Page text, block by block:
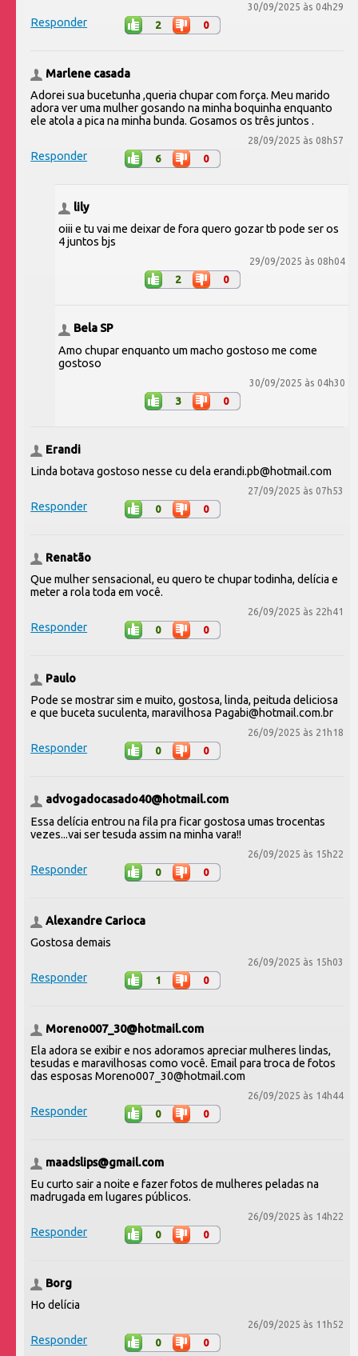
30/09/2025 às 04h29
Responder 2 0
Marlene casada
Adorei sua bucetunha ,queria chupar com força. Meu marido
adora ver uma mulher gosando na minha boquinha enquanto
ele atola a pica na minha bunda. Gosamos os três juntos .
28/09/2025 às 08h57
Responder 6 0
lily
oiii e tu vai me deixar de fora quero gozar tb pode ser os
4 juntos bjs
29/09/2025 às 08h04
2 0
Bela SP
Amo chupar enquanto um macho gostoso me come
gostoso
30/09/2025 às 04h30
3 0
Erandi
Linda botava gostoso nesse cu dela erandi.pb@hotmail.com
27/09/2025 às 07h53
Responder 0 0
Renatão
Que mulher sensacional, eu quero te chupar todinha, delícia e
meter a rola toda em você.
26/09/2025 às 22h41
Responder 0 0
Paulo
Pode se mostrar sim e muito, gostosa, linda, peituda deliciosa
e que buceta suculenta, maravilhosa Pagabi@hotmail.com.br
26/09/2025 às 21h18
Responder 0 0
advogadocasado40@hotmail.com
Essa delícia entrou na fila pra ficar gostosa umas trocentas
vezes...vai ser tesuda assim na minha vara!!
26/09/2025 às 15h22
Responder 0 0
Alexandre Carioca
Gostosa demais
26/09/2025 às 15h03
Responder 1 0
Moreno007_30@hotmail.com
Ela adora se exibir e nos adoramos apreciar mulheres lindas,
tesudas e maravilhosas como você. Email para troca de fotos
das esposas Moreno007_30@hotmail.com
26/09/2025 às 14h44
Responder 0 0
maadslips@gmail.com
Eu curto sair a noite e fazer fotos de mulheres peladas na
madrugada em lugares públicos.
26/09/2025 às 14h22
Responder 0 0
Borg
Ho delícia
26/09/2025 às 11h52
Responder 0 0